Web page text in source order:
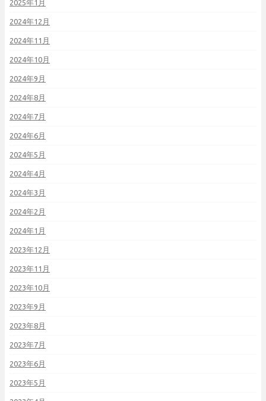
2025年1月
2024年12月
2024年11月
2024年10月
2024年9月
2024年8月
2024年7月
2024年6月
2024年5月
2024年4月
2024年3月
2024年2月
2024年1月
2023年12月
2023年11月
2023年10月
2023年9月
2023年8月
2023年7月
2023年6月
2023年5月